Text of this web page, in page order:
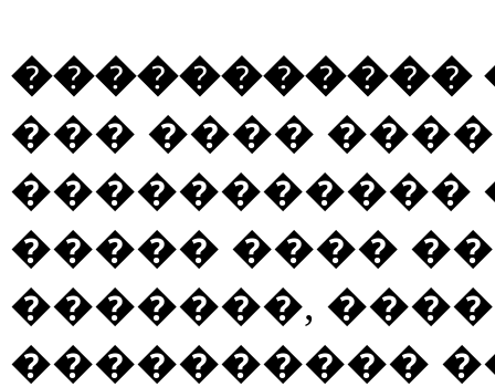
�����������
��� ����
�����������
����� ����
�������,
����������